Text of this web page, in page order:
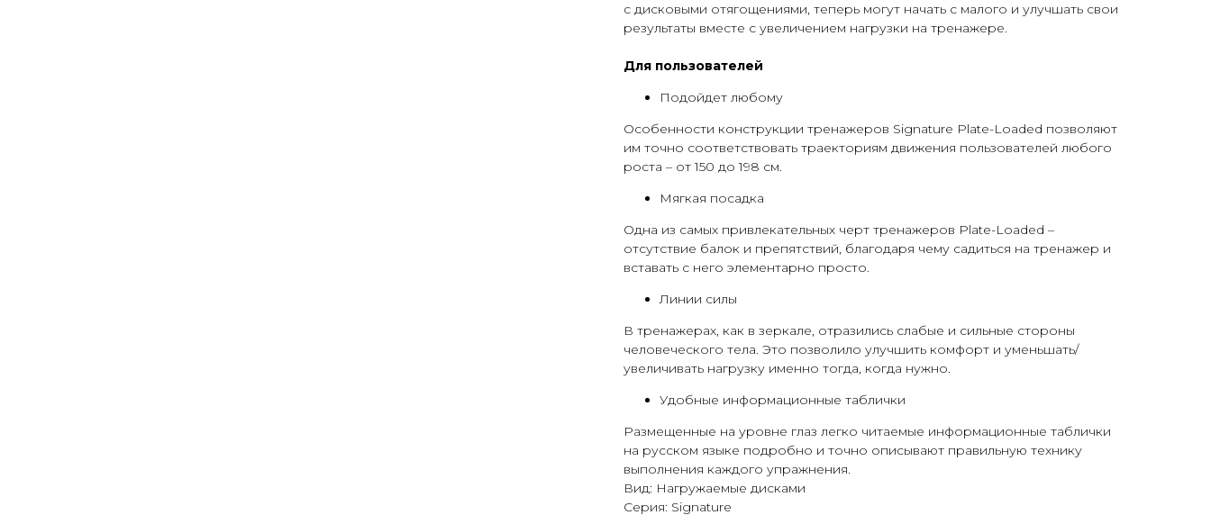
с дисковыми отягощениями, теперь могут начать с малого и улучшать свои
результаты вместе с увеличением нагрузки на тренажере.
Для пользователей
Подойдет любому
Особенности конструкции тренажеров Signature Plate-Loaded позволяют
им точно соответствовать траекториям движения пользователей любого
роста – от 150 до 198 см.
Мягкая посадка
Одна из самых привлекательных черт тренажеров Plate-Loaded –
отсутствие балок и препятствий, благодаря чему садиться на тренажер и
вставать с него элементарно просто.
Линии силы
В тренажерах, как в зеркале, отразились слабые и сильные стороны
человеческого тела. Это позволило улучшить комфорт и уменьшать/
увеличивать нагрузку именно тогда, когда нужно.
Удобные информационные таблички
Размещенные на уровне глаз легко читаемые информационные таблички
на русском языке подробно и точно описывают правильную технику
выполнения каждого упражнения.
Вид: Нагружаемые дисками
Серия: Signature